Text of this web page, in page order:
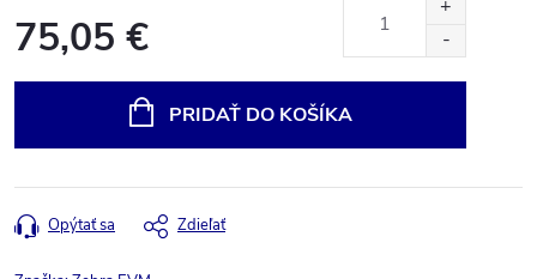
75,05 €
PRIDAŤ DO KOŠÍKA
Opýtať sa Zdieľať